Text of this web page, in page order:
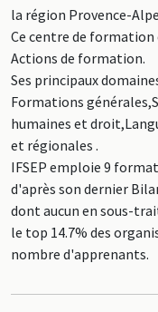
la région Provence-
Ce centre de
Actions de formation.
Ses principaux
Formations
humaines et
et régionales .
IFSEP emploie 9
d'après son dernier
dont aucun en sous-
le top 14.7% des
nombre d'apprenants.